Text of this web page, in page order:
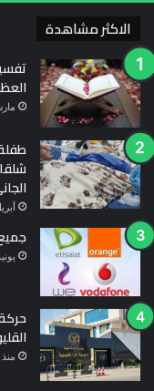
الاكثر مشاهدة
مارس
أبريل 9,
يونيو 11,
منذ 5 أيام